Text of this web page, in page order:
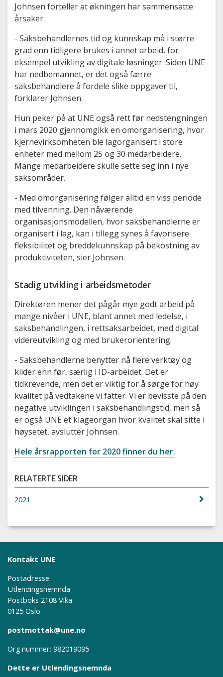
Johnsen forteller at økningen har sammensatte
årsaker.
- Saksbehandlernes tid og kunnskap må i større
grad enn tidligere brukes i annet arbeid, for
eksempel utvikling av digitale løsninger. Siden UNE
har nedbemannet, er det også færre
saksbehandlere å fordele slike oppgaver til,
forklarer Johnsen.
Hun peker på at UNE også rett før nedstengningen
i mars 2020 gjennomgikk en omorganisering, hvor
kjernevirksomheten ble lagorganisert i store
enheter med mellom 25 og 30 medarbeidere.
Mange medarbeidere skulle sette seg inn i nye
saksområder.
- Med omorganisering følger alltid en viss periode
med tilvenning. Den nåværende
organisasjonsmodellen, hvor saksbehandlerne er
organisert i lag, kan i tillegg synes å favorisere
fleksibilitet og breddekunnskap på bekostning av
produktiviteten, sier Johnsen.
Stadig utvikling i arbeidsmetoder
Direktøren mener det pågår mye godt arbeid på
mange nivåer i UNE, blant annet med ledelse, i
saksbehandlingen, i rettsaksarbeidet, med digital
videreutvikling og med brukerorientering.
- Saksbehandlerne benytter nå flere verktøy og
kilder enn før, særlig i ID-arbeidet. Det er
tidkrevende, men det er viktig for å sørge for høy
kvalitet på vedtakene vi fatter. Vi er bevisste på den
negative utviklingen i saksbehandlingstid, men så
er også UNE et klageorgan hvor kvalitet skal sitte i
høysetet, avslutter Johnsen.
Hele årsrapporten for 2020 finner du her.
RELATERTE SIDER
2021
Kontakt UNE
Postadresse:
Utlendingsnemnda
Postboks 2108 Vika
0125 Oslo
postmottak@une.no
Org.nummer: 982019095
Dette er Utlendingsnemnda